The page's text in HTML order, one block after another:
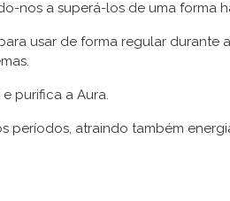
nos a superá-los de uma forma
usar de forma regular durante
purifica a Aura.
períodos, atraindo também